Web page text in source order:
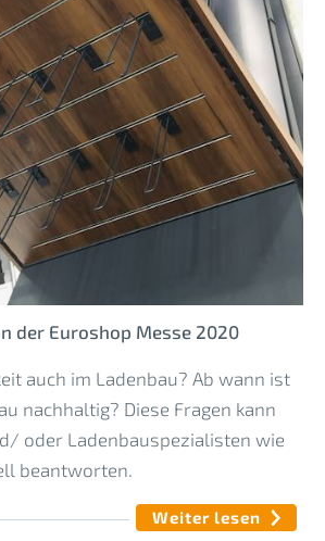
der Euroshop Messe 2020
auch im Ladenbau? Ab wann ist
nachhaltig? Diese Fragen kann
oder Ladenbauspezialisten wie
beantworten.
Weiter lesen